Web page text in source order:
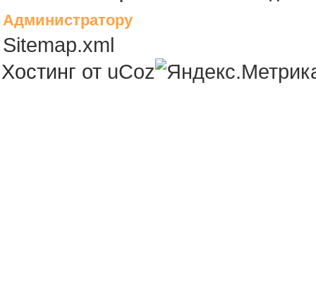
Администратору
Sitemap.xml
Хостинг от uCoz